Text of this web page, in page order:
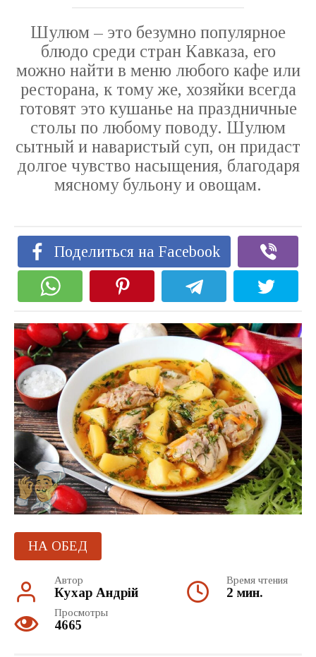
Шулюм – это безумно популярное
блюдо среди стран Кавказа, его
можно найти в меню любого кафе или
ресторана, к тому же, хозяйки всегда
готовят это кушанье на праздничные
столы по любому поводу. Шулюм
сытный и наваристый суп, он придаст
долгое чувство насыщения, благодаря
мясному бульону и овощам.
Поделиться на Facebook
НА ОБЕД
Автор
Кухар Андрій
Время чтения
2 мин.
Просмотры
4665